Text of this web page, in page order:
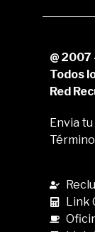
@
Todos
Red
Envia tu
Link